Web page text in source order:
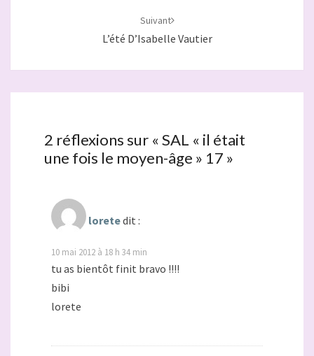
Suivant
L’été D’Isabelle Vautier
2 réflexions sur « SAL « il était
une fois le moyen-âge » 17 »
loretedit :
10 mai 2012 à 18 h 34 min
tu as bientôt finit bravo !!!!
bibi
lorete